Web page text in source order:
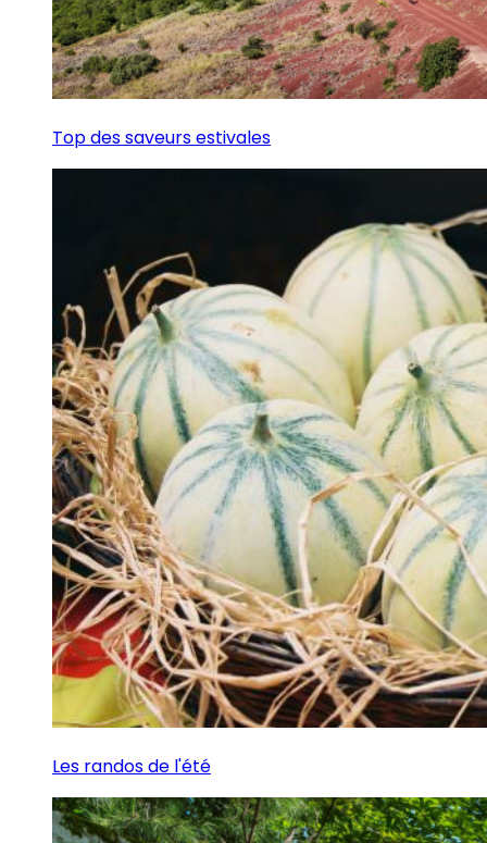
Top des saveurs estivales
Les randos de l'été